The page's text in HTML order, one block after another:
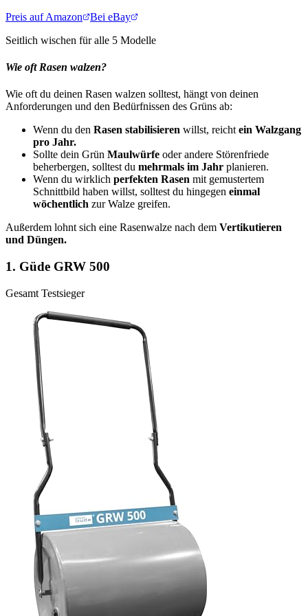
Preis auf Amazon
Bei eBay
Seitlich wischen für alle 5 Modelle
Wie oft Rasen walzen?
Wie oft du deinen Rasen walzen solltest, hängt von deinen
Anforderungen und den Bedürfnissen des Grüns ab:
Wenn du den Rasen stabilisieren willst, reicht ein Walzgang
pro Jahr.
Sollte dein Grün Maulwürfe oder andere Störenfriede
beherbergen, solltest du mehrmals im Jahr planieren.
Wenn du wirklich perfekten Rasen mit gemustertem
Schnittbild haben willst, solltest du hingegen einmal
wöchentlich zur Walze greifen.
Außerdem lohnt sich eine Rasenwalze nach dem Vertikutieren
und Düngen.
1. Güde GRW 500
Gesamt Testsieger